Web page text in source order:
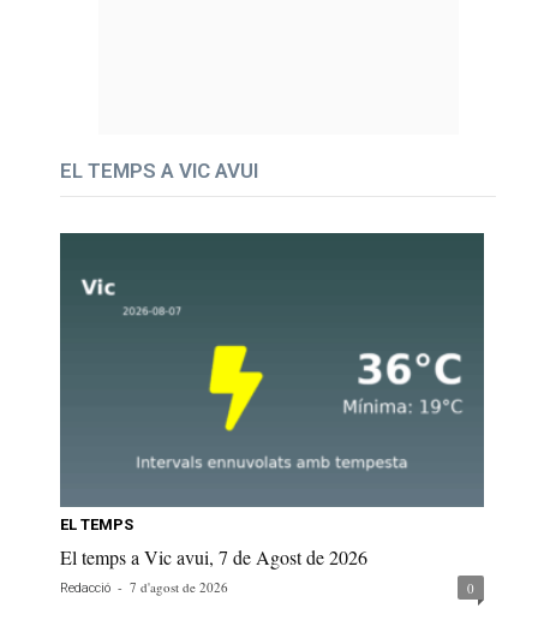
EL TEMPS A VIC AVUI
EL TEMPS
El temps a Vic avui, 7 de Agost de 2026
Redacció - 7 d'agost de 2026 0